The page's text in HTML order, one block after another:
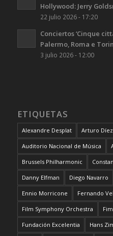
Hollywood: Jerry
22 julio 2026 - 17:20
Conciertos ‘Cinque
Palermo, Roma e
3 julio 2026 - 12:00
ETIQUETAS
Alexandre Desplat Arturo
Auditorio Nacional de Música
Brussels Philharmonic
Danny Elfman Diego Navarro
Ennio Morricone Fernando
Film Symphony Orchestra
Fundación Excelentia Hans